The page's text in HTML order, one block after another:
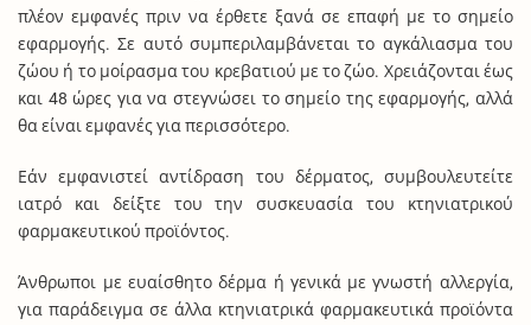
πλέον εμφανές πριν να έρθετε ξανά σε επαφή με το σημείο
εφαρμογής. Σε αυτό συμπεριλαμβάνεται το αγκάλιασμα του
ζώου ή το μοίρασμα του κρεβατιού με το ζώο. Χρειάζονται έως
και 48 ώρες για να στεγνώσει το σημείο της εφαρμογής, αλλά
θα είναι εμφανές για περισσότερο.
Εάν εμφανιστεί αντίδραση του δέρματος, συμβουλευτείτε
ιατρό και δείξτε του την συσκευασία του κτηνιατρικού
φαρμακευτικού προϊόντος.
Άνθρωποι με ευαίσθητο δέρμα ή γενικά με γνωστή αλλεργία,
για παράδειγμα σε άλλα κτηνιατρικά φαρμακευτικά προϊόντα